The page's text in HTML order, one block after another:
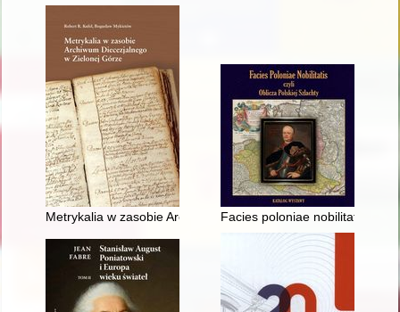
Metrykalia w zasobie Archiwum Diecezjalnego w Zielonej
Facies poloniae nobilitatis czyli